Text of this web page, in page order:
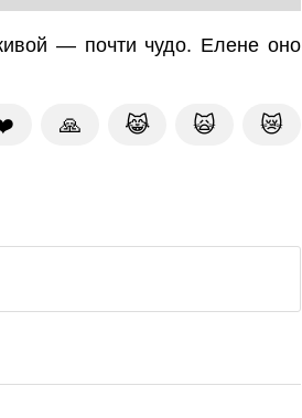
— почти чудо. Елене оно
🙏 😹 🙀 😿